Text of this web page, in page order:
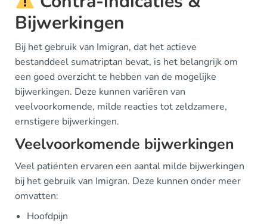
Bijwerkingen
Bij het gebruik van Imigran, dat het actieve
bestanddeel sumatriptan bevat, is het belangrijk om
een goed overzicht te hebben van de mogelijke
bijwerkingen. Deze kunnen variëren van
veelvoorkomende, milde reacties tot zeldzamere,
ernstigere bijwerkingen.
Veelvoorkomende bijwerkingen
Veel patiënten ervaren een aantal milde bijwerkingen
bij het gebruik van Imigran. Deze kunnen onder meer
omvatten:
Hoofdpijn